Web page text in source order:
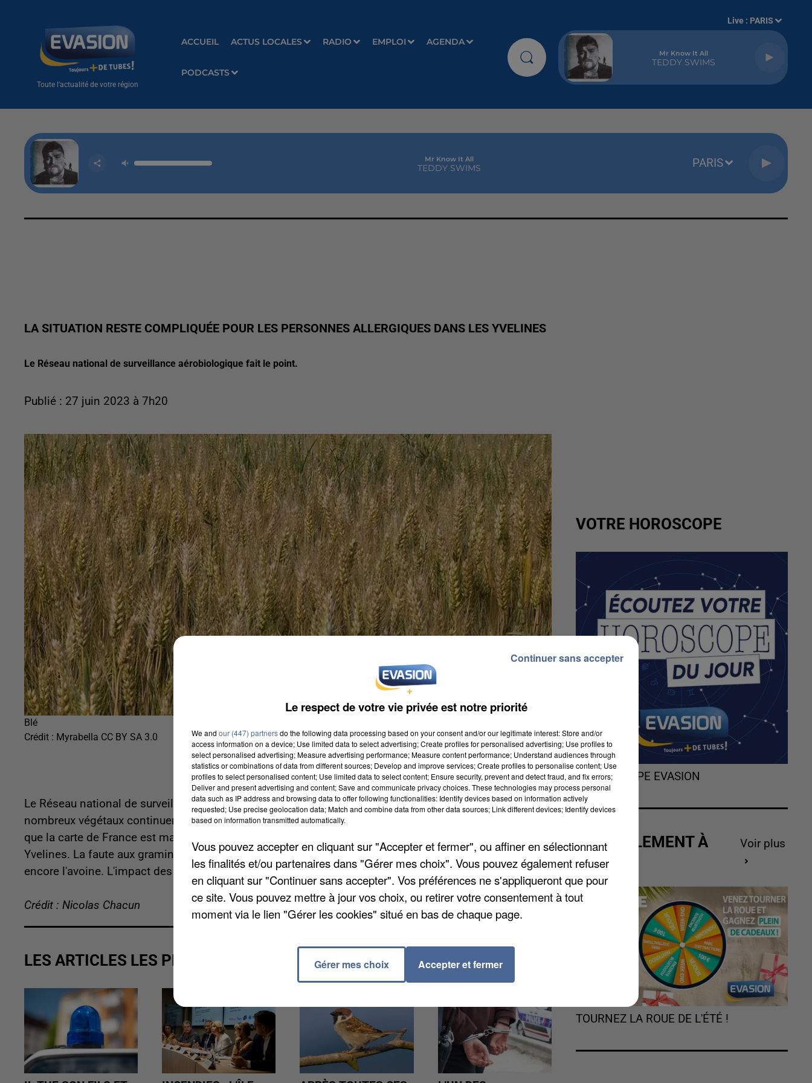
Toute l'actualité de votre région
ACCUEIL ACTUS LOCALES RADIO EMPLOI AGENDA
PODCASTS
Live : PARIS
Mr Know It All
TEDDY SWIMS
Mr Know It All
TEDDY SWIMS PARIS
LA SITUATION RESTE COMPLIQUÉE POUR LES PERSONNES ALLERGIQUES DANS LES YVELINES
Le Réseau national de surveillance aérobiologique fait le point.
Publié : 27 juin 2023 à 7h20
Blé
Crédit : Myrabella CC BY SA 3.0
Le Réseau national de surveillance aérobiologique fait le point. Alors que l'été est là depuis peu, de
nombreux végétaux continuent de laisser s'échapper leurs pollens, qui servent à la reproduction. Alors
que la carte de France est majoritairement colorée en rouge, soit un impact sanitaire « élevé », dans les
Yvelines. La faute aux graminées, dont font partie les céréales telles que le blé, l'orge, le maïs ou
encore l'avoine. L'impact des pollens de tilleuls ou encore de châtaigniers reste minime.
Crédit : Nicolas Chacun
LES ARTICLES LES PLUS VUS
VOTRE HOROSCOPE
L'HOROSCOPE EVASION
ACTUELLEMENT À
GAGNER
Voir plus
TOURNEZ LA ROUE DE L'ÉTÉ !
Le respect de votre vie privée est notre priorité
We and our (447) partnersdo the following data processing based on your consent and/or our legitimate interest: Store and/or
access information on a device; Use limited data to select advertising; Create profiles for personalised advertising; Use profiles to
select personalised advertising; Measure advertising performance; Measure content performance; Understand audiences through
statistics or combinations of data from different sources; Develop and improve services; Create profiles to personalise content; Use
profiles to select personalised content; Use limited data to select content; Ensure security, prevent and detect fraud, and fix errors;
Deliver and present advertising and content; Save and communicate privacy choices. These technologies may process personal
data such as IP address and browsing data to offer following functionalities: Identify devices based on information actively
requested; Use precise geolocation data; Match and combine data from other data sources; Link different devices; Identify devices
based on information transmitted automatically.
Vous pouvez accepter en cliquant sur "Accepter et fermer", ou affiner en sélectionnant
les finalités et/ou partenaires dans "Gérer mes choix". Vous pouvez également refuser
en cliquant sur "Continuer sans accepter". Vos préférences ne s'appliqueront que pour
ce site. Vous pouvez mettre à jour vos choix, ou retirer votre consentement à tout
moment via le lien "Gérer les cookies" situé en bas de chaque page.
Gérer mes choix Accepter et fermer
Continuer sans accepter